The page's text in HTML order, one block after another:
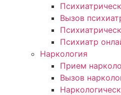
Вызов
Психиатр
Наркология
Прием
Вызов